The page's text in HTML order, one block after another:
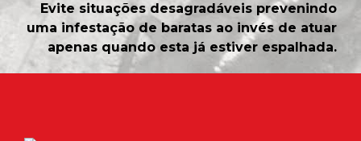
Evite situações desagradáveis prevenindo
uma infestação de baratas ao invés de atuar
apenas quando esta já estiver espalhada.